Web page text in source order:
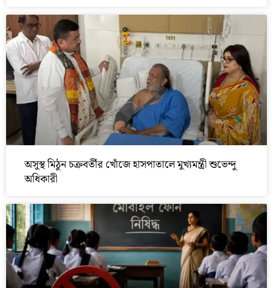
অসুস্থ মিঠুন চক্রবর্তীর খোঁজে হাসপাতালে মুখ্যমন্ত্রী শুভেন্দু
অধিকারী